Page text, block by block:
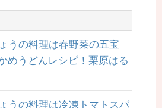
うの料理は春野菜の五宝
めうどんレシピ！栗原はる
うの料理は冷凍トマトスパ